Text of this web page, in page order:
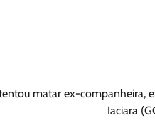
matar ex-companheira,
Iaciara